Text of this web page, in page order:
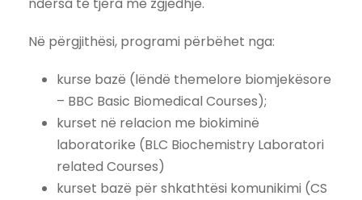
Në përgjithësi, programi përbëhet nga:
kurse bazë (lëndë themelore biomjekësore
– BBC Basic Biomedical Courses);
kurset në relacion me biokiminë
laboratorike (BLC Biochemistry Laboratori
related Courses)
kurset bazë për shkathtësi komunikimi (CS